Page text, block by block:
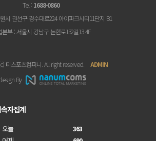
Tel : 1688-0860
시 권선구 경수대로224 아이파크시티11단지 B1
본부: 서울시 강남구 논현로132길13 4F
티스포츠컴퍼니. All right reserved. ADMIN
By
자집계
오늘 363